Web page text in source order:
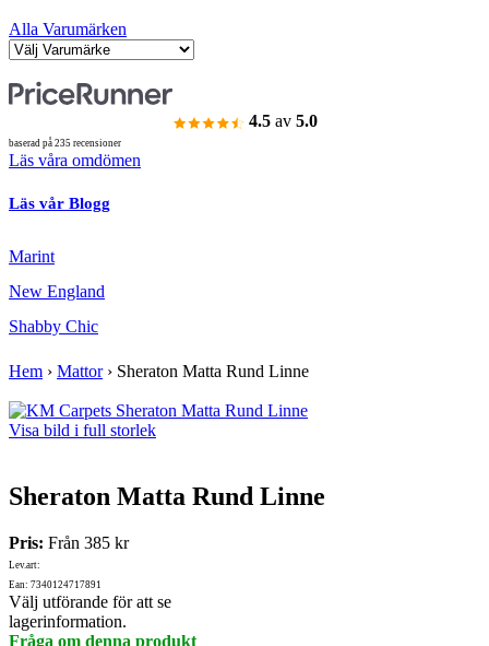
Alla Varumärken
4.5 av 5.0
baserad på 235 recensioner
Läs våra omdömen
Läs vår Blogg
Marint
New England
Shabby Chic
Hem › Mattor› Sheraton Matta Rund Linne
Visa bild i full storlek
Sheraton Matta Rund Linne
Pris: Från 385 kr
Lev.art:
Ean: 7340124717891
Välj utförande för att se
lagerinformation.
Fråga om denna produkt